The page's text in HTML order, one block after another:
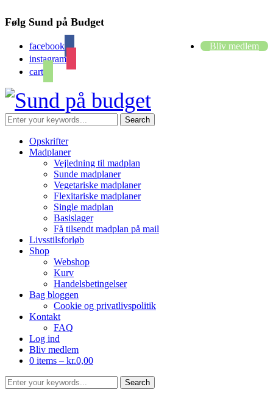
Følg Sund på Budget
facebook
instagram
cart
Bliv medlem
Opskrifter
Madplaner
Vejledning til madplan
Sunde madplaner
Vegetariske madplaner
Flexitariske madplaner
Single madplan
Basislager
Få tilsendt madplan på mail
Livsstilsforløb
Shop
Webshop
Kurv
Handelsbetingelser
Bag bloggen
Cookie og privatlivspolitik
Kontakt
FAQ
Log ind
Bliv medlem
0 items – kr.0,00